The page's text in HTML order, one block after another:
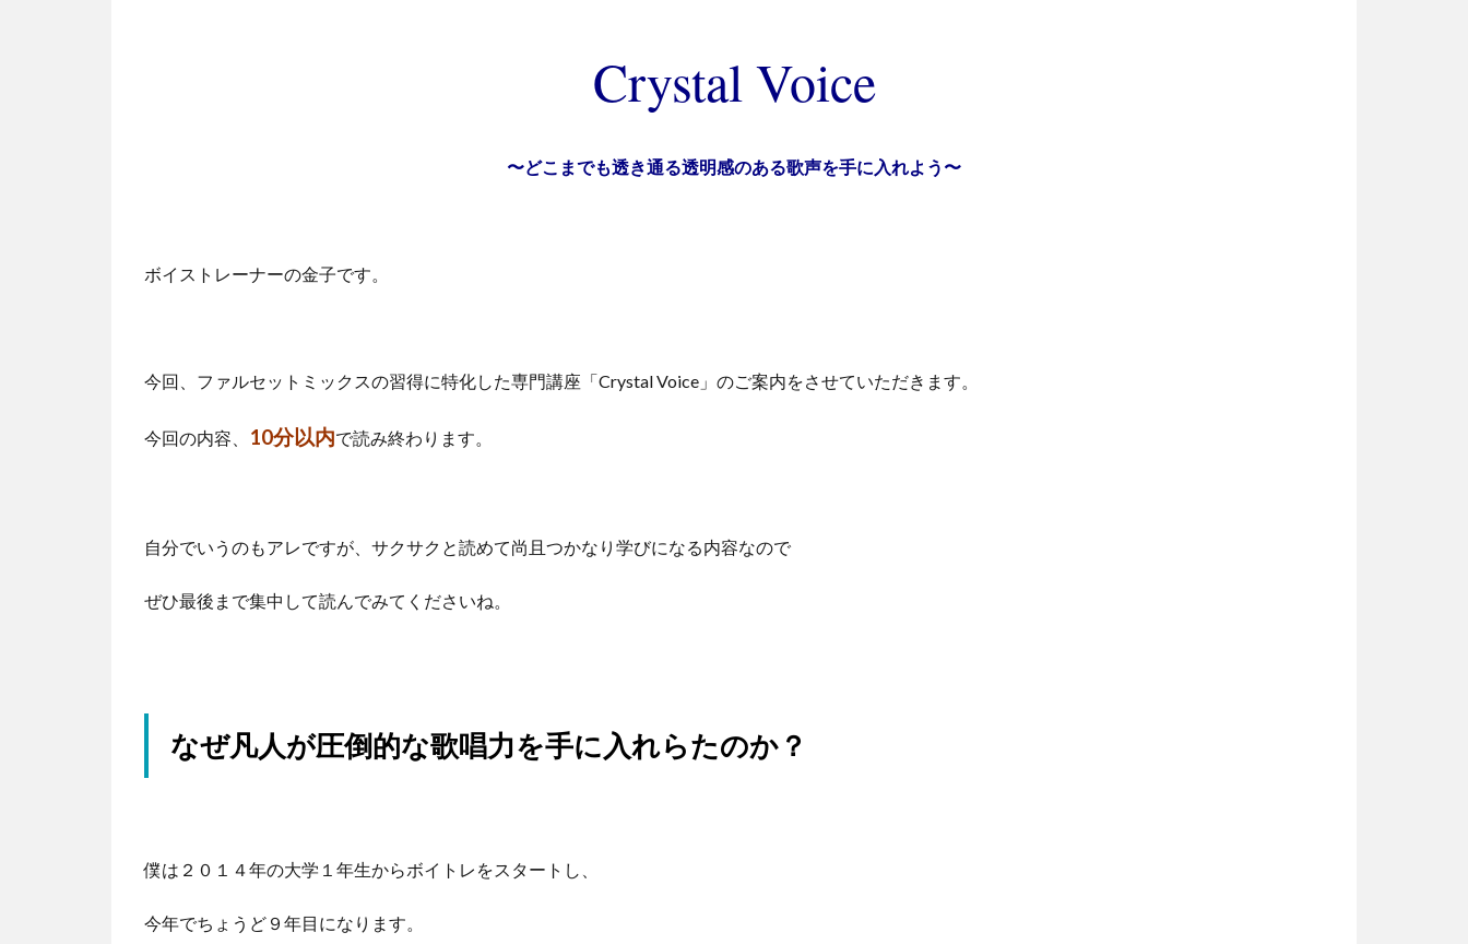
Crystal Voice
〜どこまでも透き通る透明感のある歌声を手に入れよう〜
ボイストレーナーの金子です。
今回、ファルセットミックスの習得に特化した専門講座「Crystal Voice」のご案内をさせていただきます。
今回の内容、 10分以内で読み終わります。
自分でいうのもアレですが、サクサクと読めて尚且つかなり学びになる内容なので
ぜひ最後まで集中して読んでみてくださいね。
なぜ凡人が圧倒的な歌唱力を手に入れらたのか？
僕は２０１４年の大学１年生からボイトレをスタートし、
今年でちょうど９年目になります。